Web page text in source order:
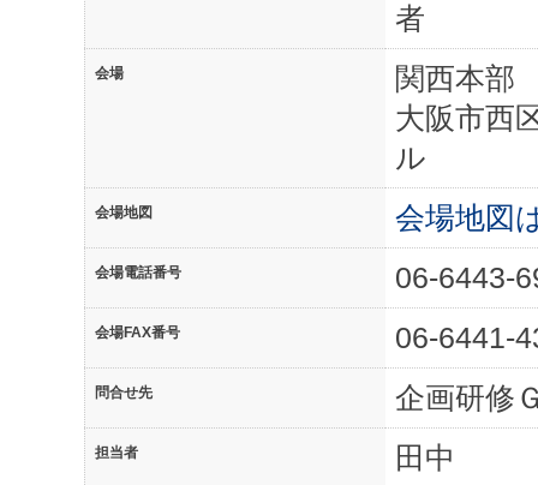
者
会場
関西本部
大阪市西
ル
会場地図 会場地図
会場電話番号 06-6443-
会場FAX番号 06-6441-
問合せ先 企画研修
担当者 田中